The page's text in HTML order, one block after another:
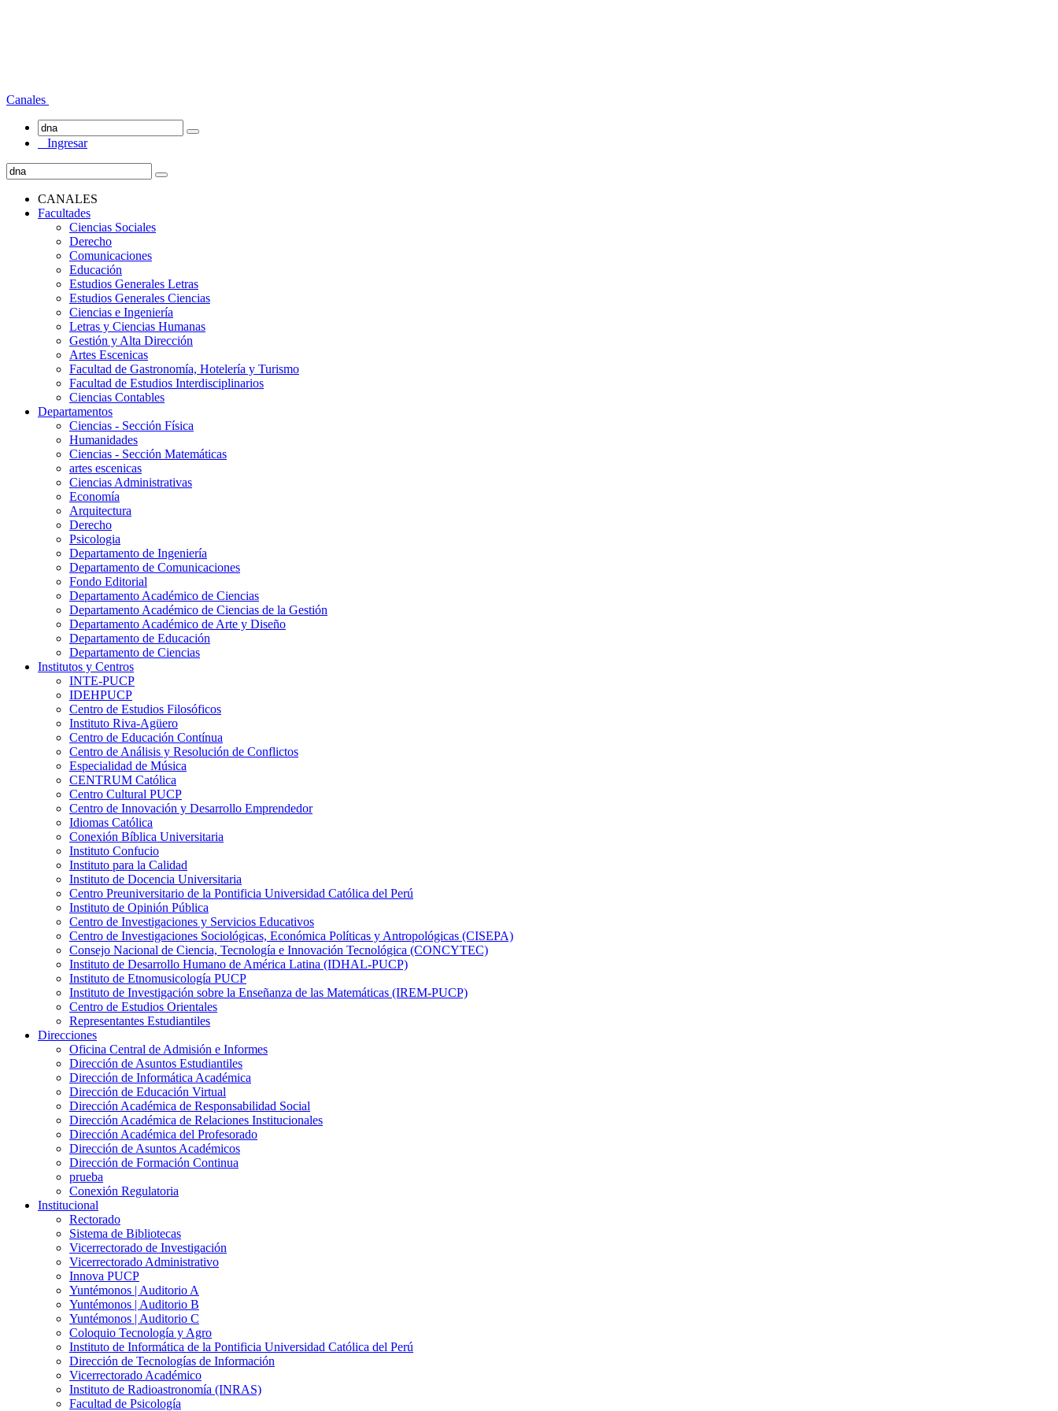
Canales
Ingresar
CANALES
Facultades
Ciencias Sociales
Derecho
Comunicaciones
Educación
Estudios Generales Letras
Estudios Generales Ciencias
Ciencias e Ingeniería
Letras y Ciencias Humanas
Gestión y Alta Dirección
Artes Escenicas
Facultad de Gastronomía, Hotelería y Turismo
Facultad de Estudios Interdisciplinarios
Ciencias Contables
Departamentos
Ciencias - Sección Física
Humanidades
Ciencias - Sección Matemáticas
artes escenicas
Ciencias Administrativas
Economía
Arquitectura
Derecho
Psicologia
Departamento de Ingeniería
Departamento de Comunicaciones
Fondo Editorial
Departamento Académico de Ciencias
Departamento Académico de Ciencias de la Gestión
Departamento Académico de Arte y Diseño
Departamento de Educación
Departamento de Ciencias
Institutos y Centros
INTE-PUCP
IDEHPUCP
Centro de Estudios Filosóficos
Instituto Riva-Agüero
Centro de Educación Contínua
Centro de Análisis y Resolución de Conflictos
Especialidad de Música
CENTRUM Católica
Centro Cultural PUCP
Centro de Innovación y Desarrollo Emprendedor
Idiomas Católica
Conexión Bíblica Universitaria
Instituto Confucio
Instituto para la Calidad
Instituto de Docencia Universitaria
Centro Preuniversitario de la Pontificia Universidad Católica del Perú
Instituto de Opinión Pública
Centro de Investigaciones y Servicios Educativos
Centro de Investigaciones Sociológicas, Económica Políticas y Antropológicas (CISEPA)
Consejo Nacional de Ciencia, Tecnología e Innovación Tecnológica (CONCYTEC)
Instituto de Desarrollo Humano de América Latina (IDHAL-PUCP)
Instituto de Etnomusicología PUCP
Instituto de Investigación sobre la Enseñanza de las Matemáticas (IREM-PUCP)
Centro de Estudios Orientales
Representantes Estudiantiles
Direcciones
Oficina Central de Admisión e Informes
Dirección de Asuntos Estudiantiles
Dirección de Informática Académica
Dirección de Educación Virtual
Dirección Académica de Responsabilidad Social
Dirección Académica de Relaciones Institucionales
Dirección Académica del Profesorado
Dirección de Asuntos Académicos
Dirección de Formación Continua
prueba
Conexión Regulatoria
Institucional
Rectorado
Sistema de Bibliotecas
Vicerrectorado de Investigación
Vicerrectorado Administrativo
Innova PUCP
Yuntémonos | Auditorio A
Yuntémonos | Auditorio B
Yuntémonos | Auditorio C
Coloquio Tecnología y Agro
Instituto de Informática de la Pontificia Universidad Católica del Perú
Dirección de Tecnologías de Información
Vicerrectorado Académico
Instituto de Radioastronomía (INRAS)
Facultad de Psicología